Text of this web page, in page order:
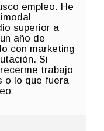
empleo. He
superior a
año de
con marketing
Si
trabajo
o lo que fuera